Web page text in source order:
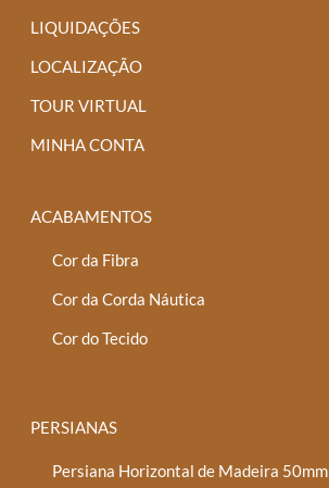
LIQUIDAÇÕES
LOCALIZAÇÃO
TOUR VIRTUAL
MINHA CONTA
ACABAMENTOS
Cor da Fibra
Cor da Corda Náutica
Cor do Tecido
PERSIANAS
Persiana Horizontal de Madeira 50mm